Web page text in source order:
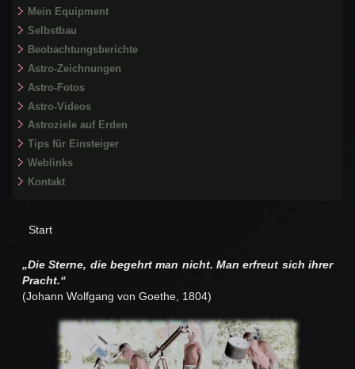
Mein Equipment
Selbstbau
Beobachtungsberichte
Astro-Zeichnungen
Astro-Fotos
Astro-Videos
Astroziele auf Erden
Tips für Einsteiger
Weblinks
Kontakt
Start
„Die Sterne, die begehrt man nicht. Man erfreut sich ihrer
Pracht.“
(Johann Wolfgang von Goethe, 1804)